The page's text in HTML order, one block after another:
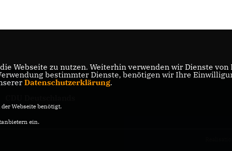
Webseite zu nutzen. Weiterhin verwenden wir Dienste
bestimmter Dienste, benötigen wir Ihre
Datenschutzerklärung.
Webseite benötigt.
ein.